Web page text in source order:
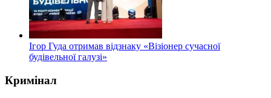
Ігор Гуда отримав відзнаку «Візіонер сучасної
будівельної галузі»
Кримінал